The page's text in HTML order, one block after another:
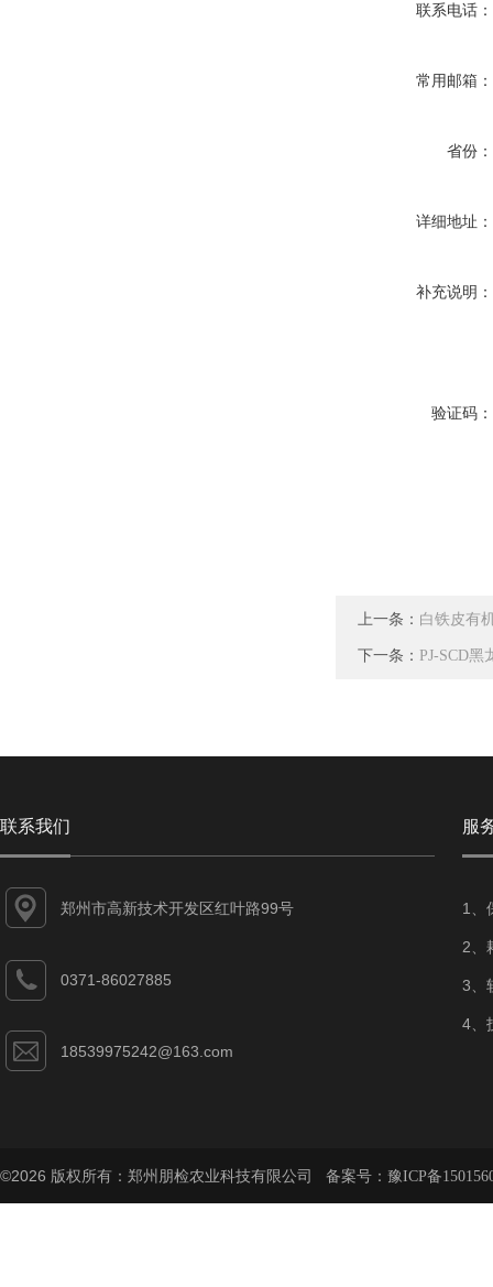
联系电话：
常用邮箱：
省份：
详细地址：
补充说明：
验证码：
上一条： 白铁皮有
下一条： PJ-SCD
联系我们
郑州市高新技术开发区红叶路99号
0371-86027885
18539975242@163.com
服
1、
2、
3、
4、
©2026 版权所有：郑州朋检农业科技有限公司 备案号： 豫ICP备